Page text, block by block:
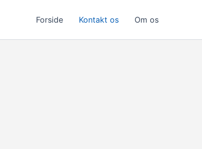
Forside Kontakt os Om os